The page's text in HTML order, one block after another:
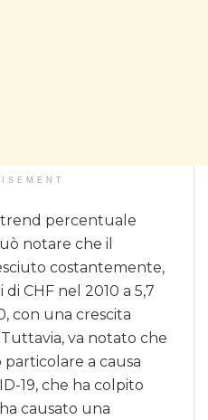
percentuale
notare che il
costantemente,
CHF nel 2010 a 5,7
con una crescita
va notato che
a causa
19, che ha colpito
causato una